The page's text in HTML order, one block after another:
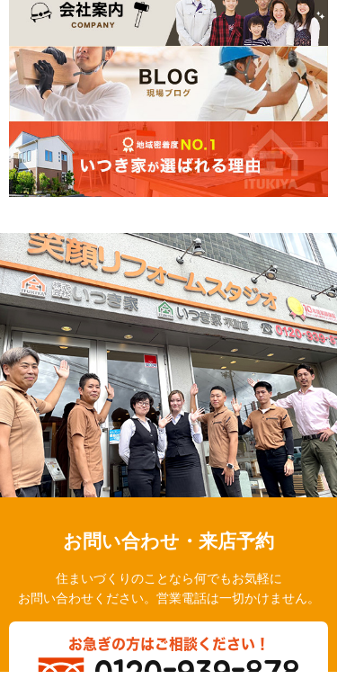
お問い合わせ・来店予約
住まいづくりのことなら何でもお気軽に
お問い合わせください。営業電話は一切かけません。
お急ぎの方はご相談ください！
0120-939-878